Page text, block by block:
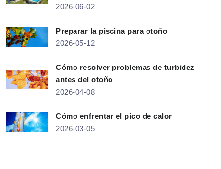
2026-06-02
Preparar la piscina para otoño
2026-05-12
Cómo resolver problemas de turbidez
antes del otoño
2026-04-08
Cómo enfrentar el pico de calor
2026-03-05